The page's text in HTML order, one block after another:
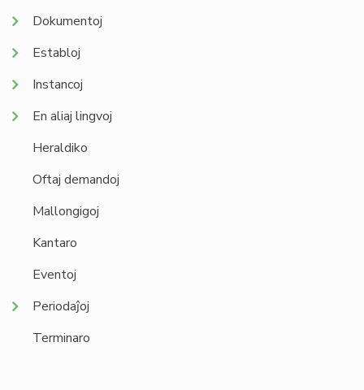
Dokumentoj
Establoj
Instancoj
En aliaj lingvoj
Heraldiko
Oftaj demandoj
Mallongigoj
Kantaro
Eventoj
Periodaĵoj
Terminaro